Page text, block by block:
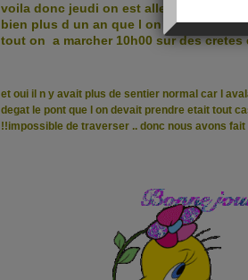
voila donc jeudi on est alles faire de la
bien plus d un an que l on y avait pas
tout on a marcher 10h00 sur des
et oui il n y avait plus de sentier normal car l
degat le pont que l on devait prendre etait tout
!!impossible de traverser .. donc nous avons